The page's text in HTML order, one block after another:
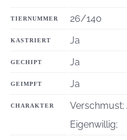
TIERNUMMER 26/140
KASTRIERT Ja
GECHIPT Ja
GEIMPFT Ja
CHARAKTER
Verschmust;
Eigenwillig;